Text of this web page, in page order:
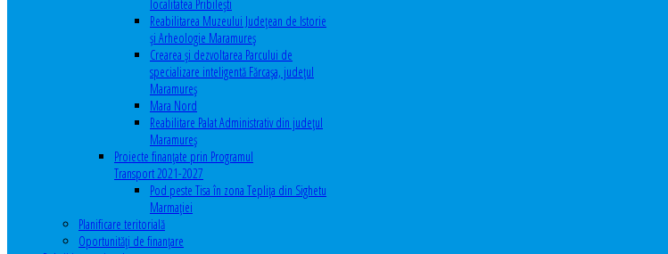
localitatea Pribilești
Reabilitarea Muzeului Județean de Istorie
și Arheologie Maramureș
Crearea și dezvoltarea Parcului de
specializare inteligentă Fărcașa, județul
Maramureș
Mara Nord
Reabilitare Palat Administrativ din județul
Maramureș
Proiecte finanțate prin Programul
Transport 2021-2027
Pod peste Tisa în zona Teplița din Sighetu
Marmației
Planificare teritorială
Oportunităţi de finanţare